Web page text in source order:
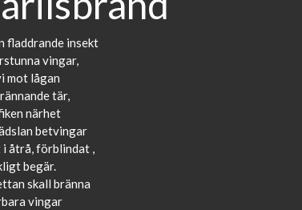
fladdrande insekt
vingar,
mot lågan
tär,
närhet
betvingar
i åtrå, förblindat ,
begär.
skall bränna
vingar